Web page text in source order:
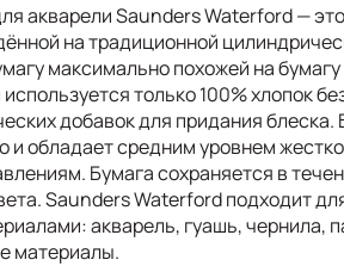
акварели Saunders Waterford —
на традиционной
максимально похожей на бумагу
только 100% хлопок
добавок для придания блеска.
и обладает средним уровнем
Бумага сохраняется в
Saunders Waterford подходит
акварель, гуашь, чернила,
материалы.